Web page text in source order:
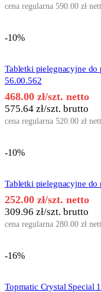
cena regularna 590.00 zł
-10%
Tabletki pielęgnacyjne
56.00.562
468.00 zł/szt. netto
575.64 zł/szt. brutto
cena regularna 520.00 zł
-10%
Tabletki pielęgnacyjne do
252.00 zł/szt. netto
309.96 zł/szt. brutto
cena regularna 280.00 zł
-16%
Topmatic Crystal Special